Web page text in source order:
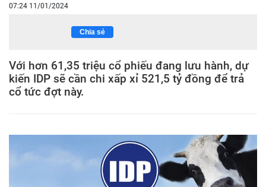
07:24 11/01/2024
Chia sẻ
Với hơn 61,35 triệu cổ phiếu đang lưu hành, dự
kiến IDP sẽ cần chi xấp xỉ 521,5 tỷ đồng để trả
cổ tức đợt này.